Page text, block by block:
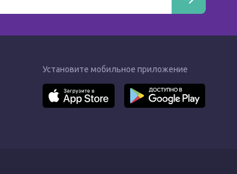
Установите мобильное приложение